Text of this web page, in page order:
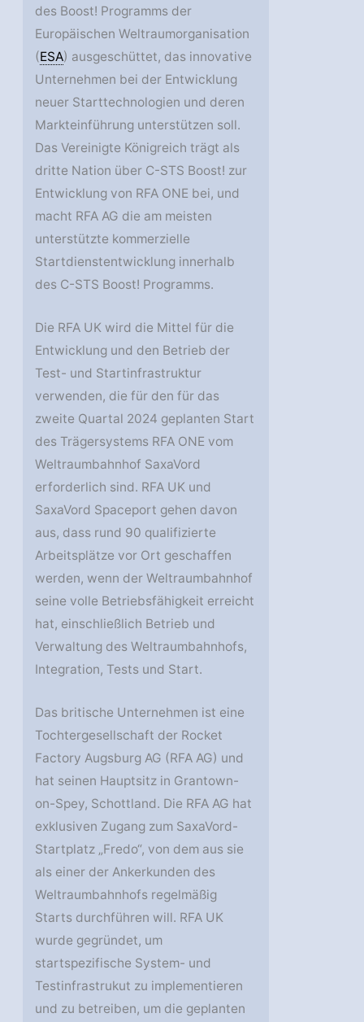
des Boost! Programms der
Europäischen Weltraumorganisation
(ESA) ausgeschüttet, das innovative
Unternehmen bei der Entwicklung
neuer Starttechnologien und deren
Markteinführung unterstützen soll.
Das Vereinigte Königreich trägt als
dritte Nation über C-STS Boost! zur
Entwicklung von RFA ONE bei, und
macht RFA AG die am meisten
unterstützte kommerzielle
Startdienstentwicklung innerhalb
des C-STS Boost! Programms.
Die RFA UK wird die Mittel für die
Entwicklung und den Betrieb der
Test- und Startinfrastruktur
verwenden, die für den für das
zweite Quartal 2024 geplanten Start
des Trägersystems RFA ONE vom
Weltraumbahnhof SaxaVord
erforderlich sind. RFA UK und
SaxaVord Spaceport gehen davon
aus, dass rund 90 qualifizierte
Arbeitsplätze vor Ort geschaffen
werden, wenn der Weltraumbahnhof
seine volle Betriebsfähigkeit erreicht
hat, einschließlich Betrieb und
Verwaltung des Weltraumbahnhofs,
Integration, Tests und Start.
Das britische Unternehmen ist eine
Tochtergesellschaft der Rocket
Factory Augsburg AG (RFA AG) und
hat seinen Hauptsitz in Grantown-
on-Spey, Schottland. Die RFA AG hat
exklusiven Zugang zum SaxaVord-
Startplatz „Fredo“, von dem aus sie
als einer der Ankerkunden des
Weltraumbahnhofs regelmäßig
Starts durchführen will. RFA UK
wurde gegründet, um
startspezifische System- und
Testinfrastrukut zu implementieren
und zu betreiben, um die geplanten